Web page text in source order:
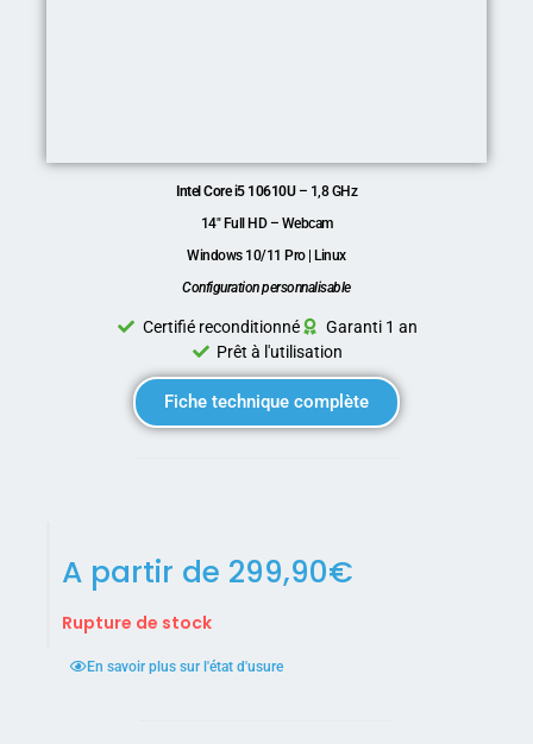
Intel Core i5 10610U– 1,8 GHz
14″ Full HD – Webcam
Windows 10/11 Pro | Linux
Configuration personnalisable
Certifié reconditionné
Garanti 1 an
Prêt à l'utilisation
Fiche technique complète
A partir de 299,90€
Rupture de stock
En savoir plus sur l'état d'usure